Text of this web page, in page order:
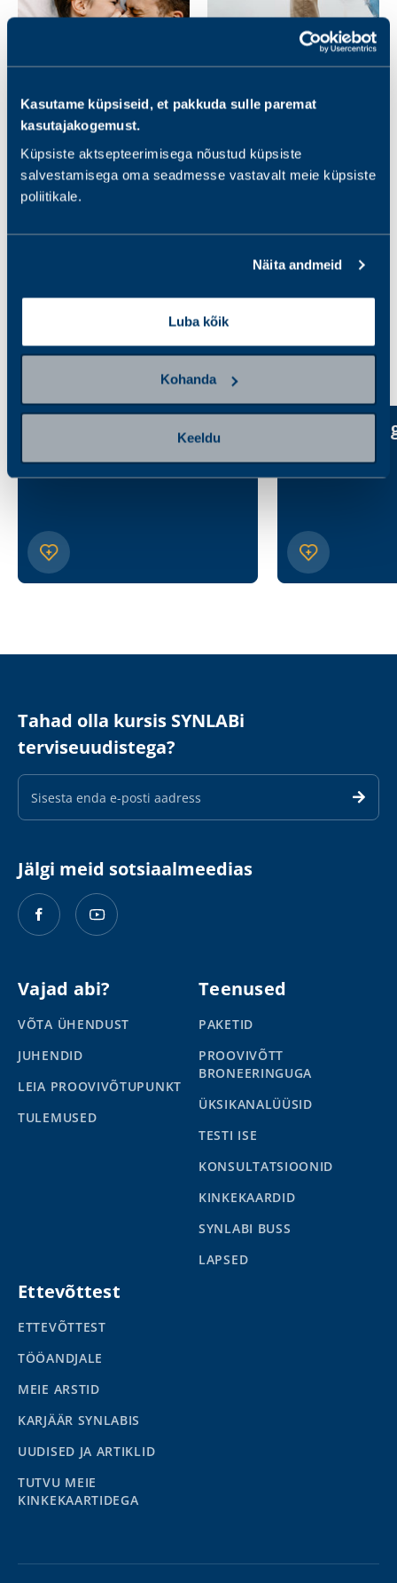
Kasutame küpsiseid, et pakkuda sulle paremat
kasutajakogemust.
Küpsiste aktsepteerimisega nõustud küpsiste
salvestamisega oma seadmesse vastavalt meie küpsiste
poliitikale.
Näita andmeid
Luba kõik
Kohanda
Keeldu
Suguhaiguste pakett
verest
33.00 €
nakkushaiguste
pakett mehele
Uuri kategooriaid
Haiguste
Tahad olla kursis SYNLABi
terviseuudistega?
E-
maili
aadress
Jälgi meid sotsiaalmeedias
Vajad abi?
VÕTA ÜHENDUST
JUHENDID
LEIA PROOVIVÕTUPUNKT
TULEMUSED
Teenused
PAKETID
PROOVIVÕTT
BRONEERINGUGA
ÜKSIKANALÜÜSID
TESTI ISE
KONSULTATSIOONID
KINKEKAARDID
SYNLABI BUSS
LAPSED
Ettevõttest
ETTEVÕTTEST
TÖÖANDJALE
MEIE ARSTID
KARJÄÄR SYNLABIS
UUDISED JA ARTIKLID
TUTVU MEIE
KINKEKAARTIDEGA